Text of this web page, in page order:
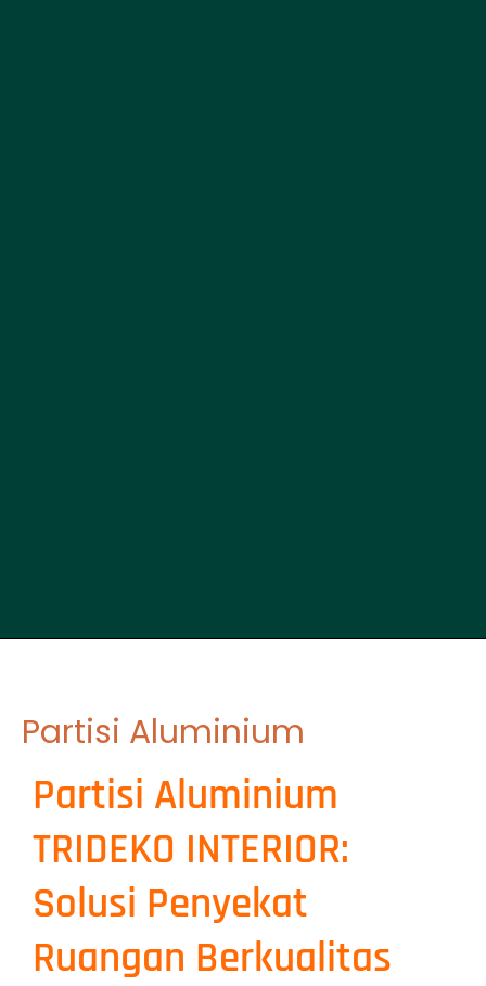
Partisi Aluminium
Partisi Aluminium
TRIDEKO INTERIOR:
Solusi Penyekat
Ruangan Berkualitas